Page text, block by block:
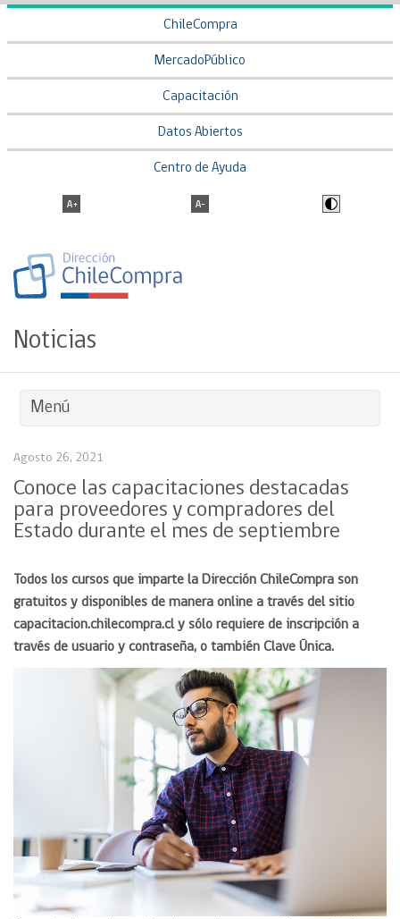
ChileCompra
MercadoPúblico
Capacitación
Datos Abiertos
Centro de Ayuda
Noticias
Menú
Agosto 26, 2021
Conoce las capacitaciones destacadas
para proveedores y compradores del
Estado durante el mes de septiembre
Todos los cursos que imparte la Dirección ChileCompra son
gratuitos y disponibles de manera online a través del sitio
capacitacion.chilecompra.cl y sólo requiere de inscripción a
través de usuario y contraseña, o también Clave Única.